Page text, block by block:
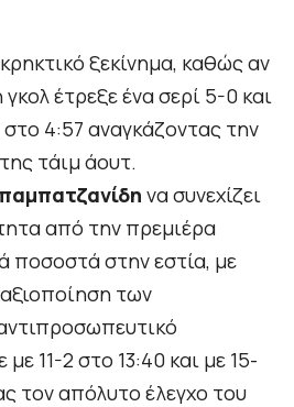
ξεκίνημα, καθώς αν
έτρεξε ένα σερί 5-0 και
4:57 αναγκάζοντας την
τάιμ άουτ.
να συνεχίζει
από την πρεμιέρα
ποσοστά στην εστία, με
των
11-2 στο 13:40 και με 15-
τον απόλυτο έλεγχο του